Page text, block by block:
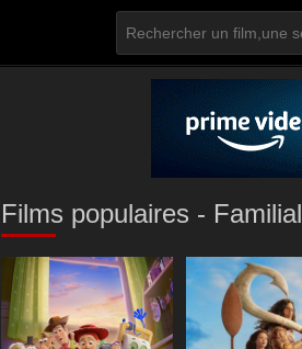
Films populaires - Familial